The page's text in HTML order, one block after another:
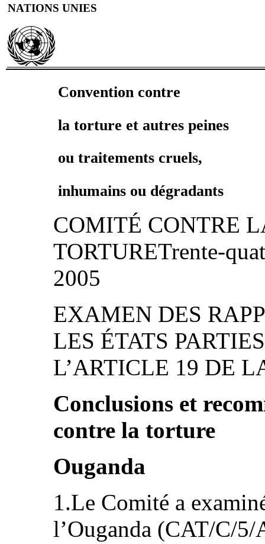
NATIONS UNIES
Convention contre
la torture et autres peines
ou traitements cruels,
inhumains ou dégradants
COMITÉ CONTRE
2005
EXAMEN DES
LES ÉTATS
L’ARTICLE 19 DE
Conclusions et
contre la torture
Ouganda
1.Le Comité a
l’Ouganda (CAT/C/5/